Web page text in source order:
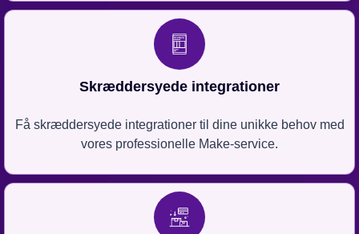
Skræddersyede integrationer
Få skræddersyede integrationer til dine unikke behov med
vores professionelle Make-service.